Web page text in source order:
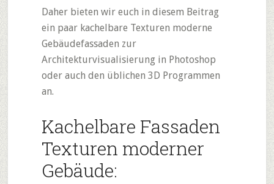
Daher bieten wir euch in diesem Beitrag
ein paar kachelbare Texturen moderne
Gebäudefassaden zur
Architekturvisualisierung in Photoshop
oder auch den üblichen 3D Programmen
an.
Kachelbare Fassaden
Texturen moderner
Gebäude: